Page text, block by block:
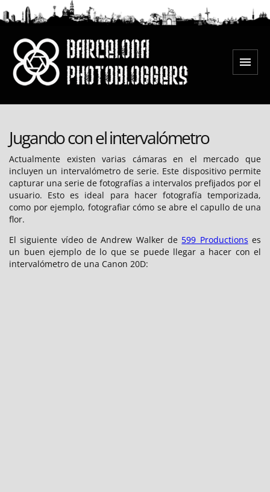
al
Menú
Jugando con el intervalómetro
Actualmente existen varias cámaras en el mercado que
incluyen un intervalómetro de serie. Este dispositivo permite
capturar una serie de fotografías a intervalos prefijados por el
usuario. Esto es ideal para hacer fotografía temporizada,
como por ejemplo, fotografiar cómo se abre el capullo de una
flor.
El siguiente vídeo de Andrew Walker de 599 Productions es
un buen ejemplo de lo que se puede llegar a hacer con el
intervalómetro de una Canon 20D: